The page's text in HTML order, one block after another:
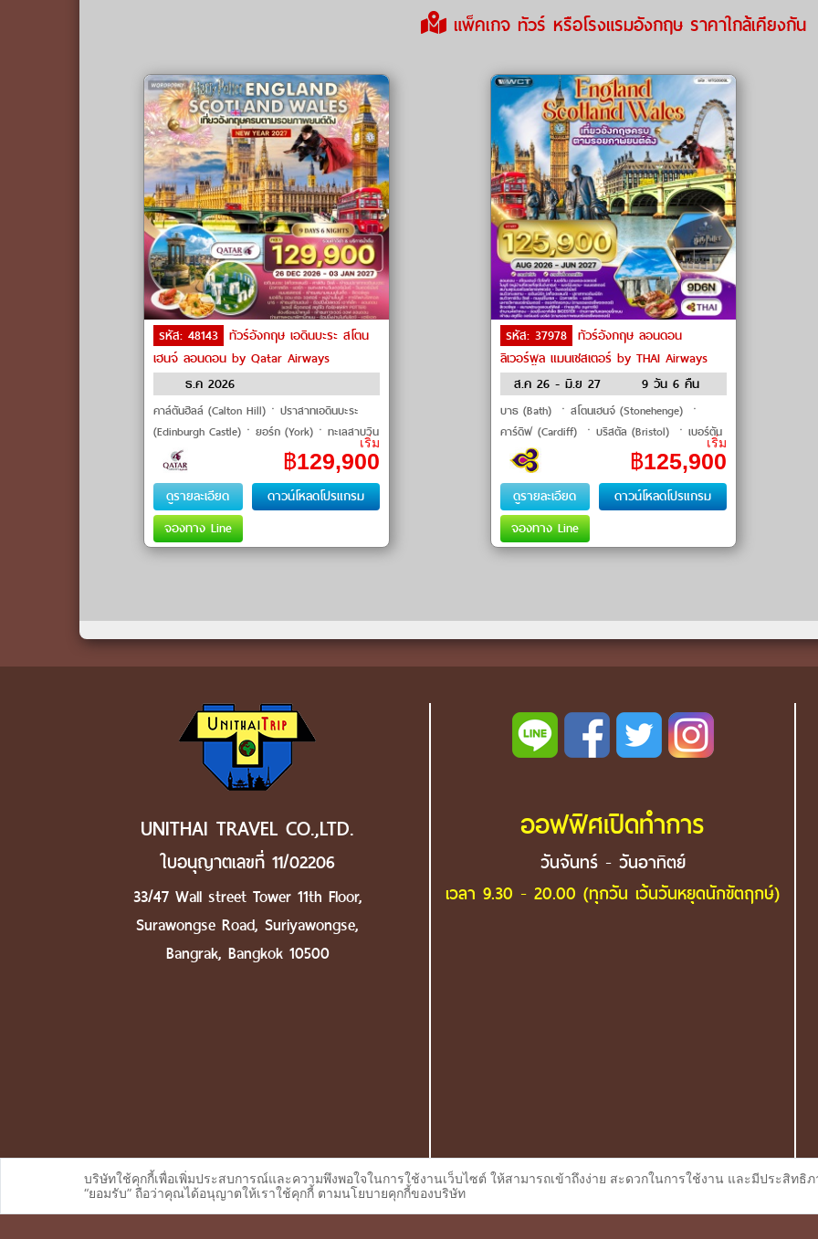
แพ็คเกจ ทัวร์ หรือโรงแรมอังกฤษ ราคาใกล้เคียงกัน
รหัส: 48143 ทัวร์อังกฤษ เอดินบะระ สโตน
เฮนจ์ ลอนดอน by Qatar Airways
ธ.ค 2026
คาล์ตันฮิลล์ (Calton Hill)ㆍปราสาทเอดินบะระ
(Edinburgh Castle)ㆍยอร์ก (York)ㆍทะเลสาบวิน
เดอร์เมียร์ (Lake Windermere)ㆍสนามฟุตบอล
แมนเชสเตอร์ยู�
เริ่ม
฿129,900
ดูรายละเอียด
ดาวน์โหลดโปรแกรม
จองทาง Line
รหัส: 37978 ทัวร์อังกฤษ ลอนดอน
ลิเวอร์พูล แมนเชสเตอร์ by THAI Airways
ส.ค 26 - มิ.ย 27
9 วัน 6 คืน
บาธ (Bath) ㆍสโตนเฮนจ์ (Stonehenge) ㆍ
คาร์ดิฟ (Cardiff) ㆍบริสตัล (Bristol) ㆍเบอร์ตัน
ออน เดอะ วอเตอร์ (Bourton on the Water) ㆍ
ไบบูรี ฟาร์มปลาเทราต์ (Bibury
เริ่ม
฿125,900
ดูรายละเอียด
ดาวน์โหลดโปรแกรม
จองทาง Line
UNITHAI TRAVEL CO.,LTD.
ใบอนุญาตเลขที่ 11/02206
33/47 Wall street Tower 11th Floor,
Surawongse Road, Suriyawongse,
Bangrak, Bangkok 10500
ออฟฟิศเปิดทำการ
วันจันทร์ - วันอาทิตย์
เวลา 9.30 - 20.00 (ทุกวัน เว้นวันหยุดนักขัตฤกษ์)
บริษัทใช้คุกกี้เพื่อเพิ่มประสบการณ์และความพึงพอใจในการใช้งานเว็บไซต์ ให้สามารถเข้าถึงง่าย สะดวกในการใช้งาน และมีประสิทธิ
“ยอมรับ” ถือว่าคุณได้อนุญาตให้เราใช้คุกกี้ ตามนโยบายคุกกี้ของบริษัท